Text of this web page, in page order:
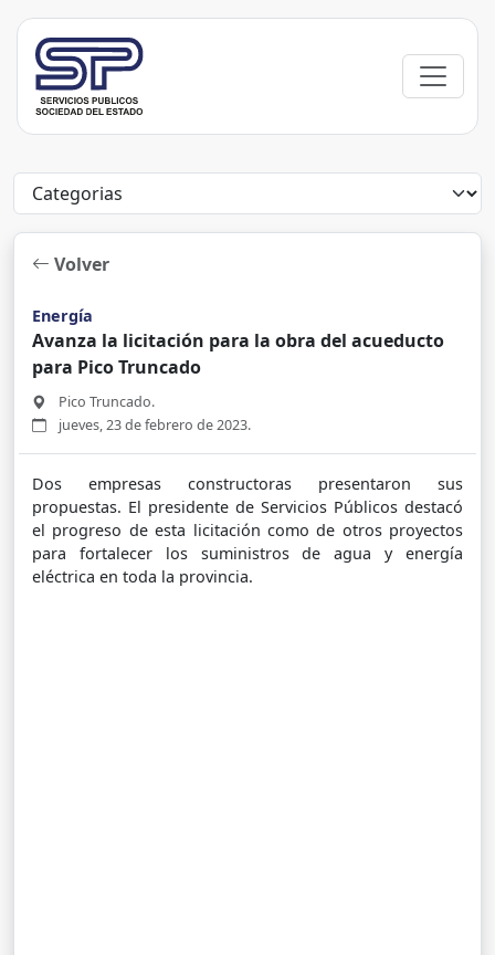
Volver
Energía
Avanza la licitación para la obra del acueducto
para Pico Truncado
Pico Truncado.
jueves, 23 de febrero de 2023.
Dos empresas constructoras presentaron sus
propuestas. El presidente de Servicios Públicos destacó
el progreso de esta licitación como de otros proyectos
para fortalecer los suministros de agua y energía
eléctrica en toda la provincia.